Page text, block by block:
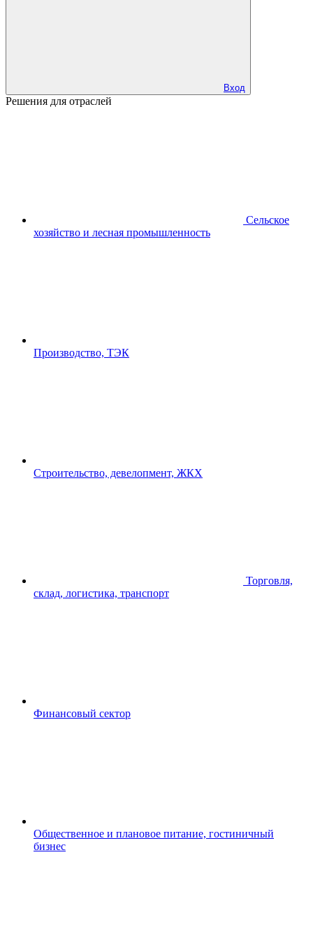
Вход
Решения для отраслей
Сельское
хозяйство и лесная промышленность
Производство, ТЭК
Строительство, девелопмент, ЖКХ
Торговля,
склад, логистика, транспорт
Финансовый сектор
Общественное и плановое питание, гостиничный
бизнес